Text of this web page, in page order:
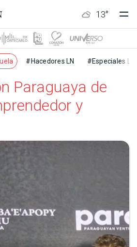
13°
#Hacedores LN #Especiales LN
Paraguaya de
y